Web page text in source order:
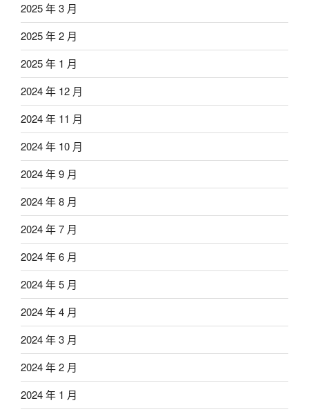
2025 年 3 月
2025 年 2 月
2025 年 1 月
2024 年 12 月
2024 年 11 月
2024 年 10 月
2024 年 9 月
2024 年 8 月
2024 年 7 月
2024 年 6 月
2024 年 5 月
2024 年 4 月
2024 年 3 月
2024 年 2 月
2024 年 1 月